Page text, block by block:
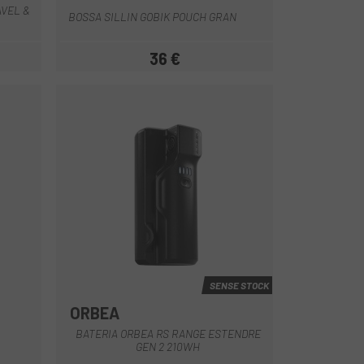
&
BOSSA SILLIN GOBIK POUCH GRAN
Preu
36 €
SENSE STOCK
ORBEA
BATERIA ORBEA RS RANGE ESTENDRE
GEN 2 210WH